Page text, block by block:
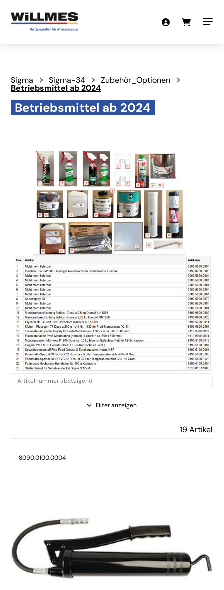
Sigma Sigma-34 Zubehör_Optionen
Betriebsmittel ab 2024
Betriebsmittel ab 2024
Filter anzeigen
19 Artikel
8090.0100.0004